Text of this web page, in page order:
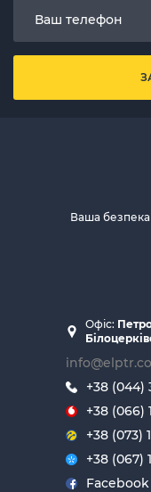
Ваша
Офіс:
+38 (044)
+38 (066)
+38 (073)
+38 (067)
Facebook